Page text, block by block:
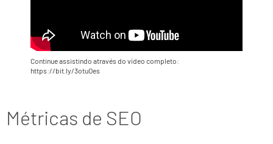
Continue assistindo através do vídeo completo:
https://bit.ly/3otuOes
Métricas de SEO